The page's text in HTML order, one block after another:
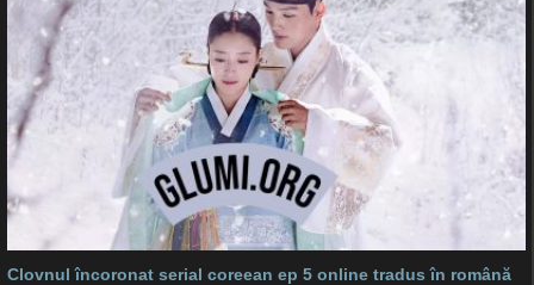
Clovnul încoronat serial coreean ep 5 online tradus în română